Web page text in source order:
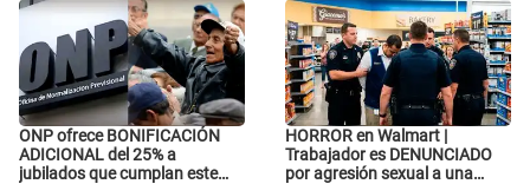
ONP ofrece BONIFICACIÓN
ADICIONAL del 25% a
jubilados que cumplan este
HORROR en Walmart |
Trabajador es DENUNCIADO
por agresión sexual a una